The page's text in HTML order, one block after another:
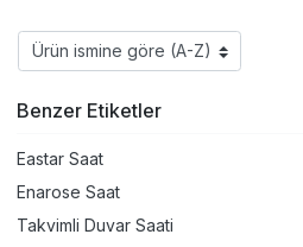
Benzer Etiketler
Eastar Saat
Enarose Saat
Takvimli Duvar Saati